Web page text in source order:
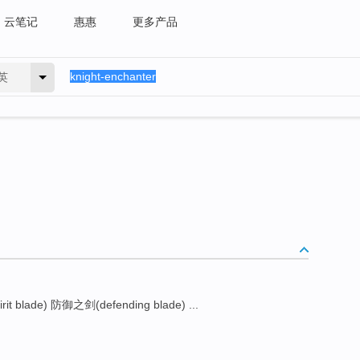
云笔记 惠惠 更多产品
blade) 防御之剑(defending blade) ...